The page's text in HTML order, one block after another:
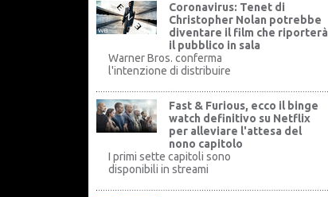
WB
Coronavirus: Tenet di
Christopher Nolan potrebbe
diventare il film che riporterà
il pubblico in sala
Warner Bros. conferma
l'intenzione di distribuire
Fast & Furious, ecco il binge
watch definitivo su Netflix
per alleviare l'attesa del
nono capitolo
I primi sette capitoli sono
disponibili in streami